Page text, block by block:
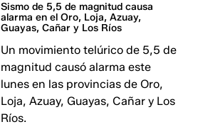
Sismo de 5,5 de magnitud causa
alarma en el Oro, Loja, Azuay,
Guayas, Cañar y Los Ríos
Un movimiento telúrico de 5,5 de
magnitud causó alarma este
lunes en las provincias de Oro,
Loja, Azuay, Guayas, Cañar y Los
Ríos.